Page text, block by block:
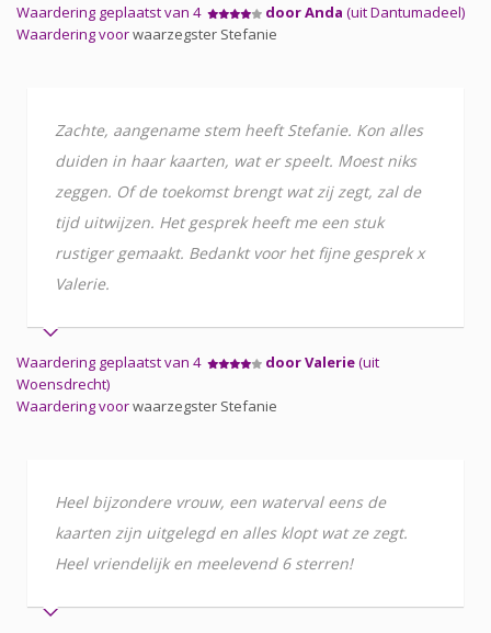
Waardering geplaatst van 4 door Anda (uit Dantumadeel)
Waardering voorwaarzegster Stefanie
Zachte, aangename stem heeft Stefanie. Kon alles
duiden in haar kaarten, wat er speelt. Moest niks
zeggen. Of de toekomst brengt wat zij zegt, zal de
tijd uitwijzen. Het gesprek heeft me een stuk
rustiger gemaakt. Bedankt voor het fijne gesprek x
Valerie.
Waardering geplaatst van 4 door Valerie(uit
Woensdrecht)
Waardering voorwaarzegster Stefanie
Heel bijzondere vrouw, een waterval eens de
kaarten zijn uitgelegd en alles klopt wat ze zegt.
Heel vriendelijk en meelevend 6 sterren!